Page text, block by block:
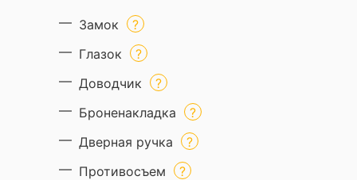
Замок
Глазок
Доводчик
Броненакладка
Дверная ручка
Противосъем